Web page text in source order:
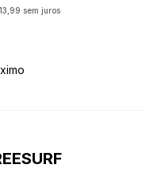
sem juros